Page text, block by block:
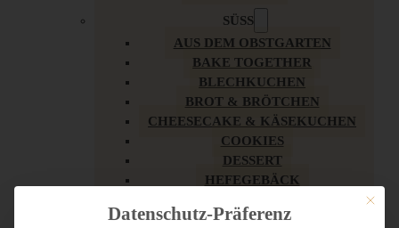
SÜSS
AUS DEM OBSTGARTEN
BAKE TOGETHER
BLECHKUCHEN
BROT & BRÖTCHEN
CHEESECAKE & KÄSEKUCHEN
COOKIES
DESSERT
HEFEGEBÄCK
KUCHEN
Mit
Datenschutz-Präferenz